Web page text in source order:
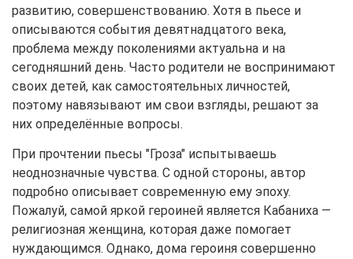
развитию, совершенствованию. Хотя в пьесе и
описываются события девятнадцатого века,
проблема между поколениями актуальна и на
сегодняшний день. Часто родители не воспринимают
своих детей, как самостоятельных личностей,
поэтому навязывают им свои взгляды, решают за
них определённые вопросы.
При прочтении пьесы "Гроза" испытываешь
неоднозначные чувства. С одной стороны, автор
подробно описывает современную ему эпоху.
Пожалуй, самой яркой героиней является Кабаниха —
религиозная женщина, которая даже помогает
нуждающимся. Однако, дома героиня совершенно